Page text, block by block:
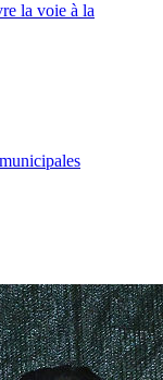
la voie à la